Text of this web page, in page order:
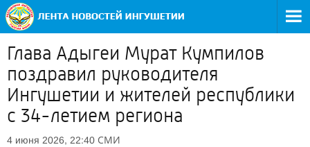
Глава Адыгеи Мурат Кумпилов
поздравил руководителя
Ингушетии и жителей республики
с 34-летием региона
4 июня 2026, 22:40 СМИ